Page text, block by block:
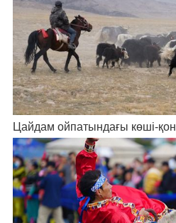
Цайдам ойпатындағы көші-қон